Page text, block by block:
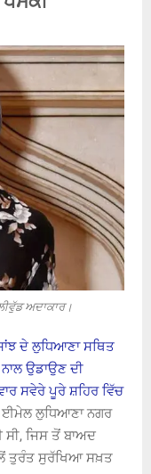
ਅਦਾਕਾਰ।
ਦੇ ਲੁਧਿਆਣਾ ਸਥਿਤ
ਉਡਾਉਣ ਦੀ
ਸਵੇਰੇ ਪੂਰੇ ਸ਼ਹਿਰ ਵਿੱਚ
ਈਮੇਲ ਲੁਧਿਆਣਾ ਨਗਰ
ਜਿਸ ਤੋਂ ਬਾਅਦ
ਤੁਰੰਤ ਸੁਰੱਖਿਆ ਸਖ਼ਤ